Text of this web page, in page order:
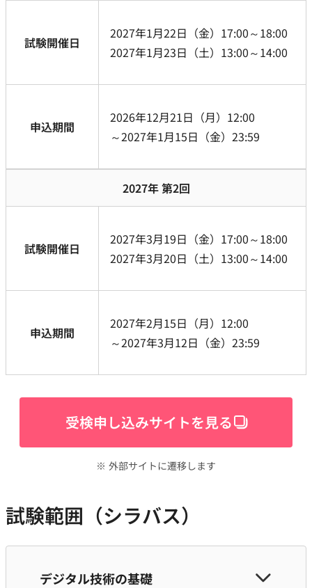
試験開催日
2027年1月22日（金）17:00～18:00
2027年1月23日（土）13:00～14:00
申込期間
2026年12月21日（月）12:00
～2027年1月15日（金）23:59
2027年 第2回
試験開催日
2027年3月19日（金）17:00～18:00
2027年3月20日（土）13:00～14:00
申込期間
2027年2月15日（月）12:00
～2027年3月12日（金）23:59
受検申し込みサイトを見る
※ 外部サイトに遷移します
試験範囲（シラバス）
デジタル技術の基礎